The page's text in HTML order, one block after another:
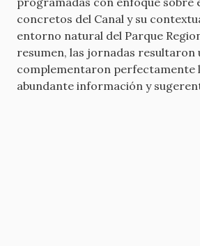
concretos del Canal y su
entorno natural del Parque
resumen, las jornadas resultaron
complementaron perfectamente
abundante información y